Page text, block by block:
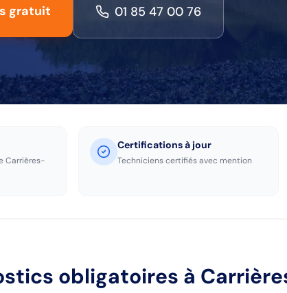
gratuit 01 85 47 00 76
Carrières-
Certifications à jour
Techniciens certifiés avec mention
obligatoires à